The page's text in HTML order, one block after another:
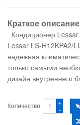
Краткое описание
Кондиционер
Lessar LS-H12KPA2/
надежная
только самыми
дизайн внутреннего
Количество -
+